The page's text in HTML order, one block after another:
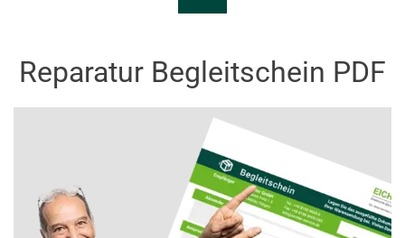
Reparatur Begleitschein PDF